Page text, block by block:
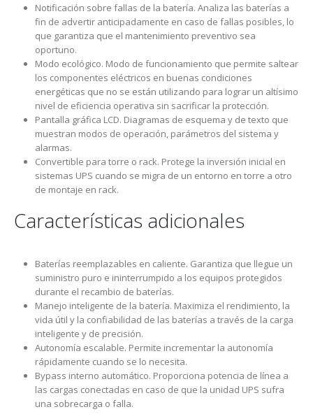
Notificación sobre fallas de la batería. Analiza las baterías a
fin de advertir anticipadamente en caso de fallas posibles, lo
que garantiza que el mantenimiento preventivo sea
oportuno.
Modo ecológico. Modo de funcionamiento que permite saltear
los componentes eléctricos en buenas condiciones
energéticas que no se están utilizando para lograr un altísimo
nivel de eficiencia operativa sin sacrificar la protección.
Pantalla gráfica LCD. Diagramas de esquema y de texto que
muestran modos de operación, parámetros del sistema y
alarmas.
Convertible para torre o rack. Protege la inversión inicial en
sistemas UPS cuando se migra de un entorno en torre a otro
de montaje en rack.
Características adicionales
Baterías reemplazables en caliente. Garantiza que llegue un
suministro puro e ininterrumpido a los equipos protegidos
durante el recambio de baterías.
Manejo inteligente de la batería. Maximiza el rendimiento, la
vida útil y la confiabilidad de las baterías a través de la carga
inteligente y de precisión.
Autonomía escalable. Permite incrementar la autonomía
rápidamente cuando se lo necesita.
Bypass interno automático. Proporciona potencia de línea a
las cargas conectadas en caso de que la unidad UPS sufra
una sobrecarga o falla.